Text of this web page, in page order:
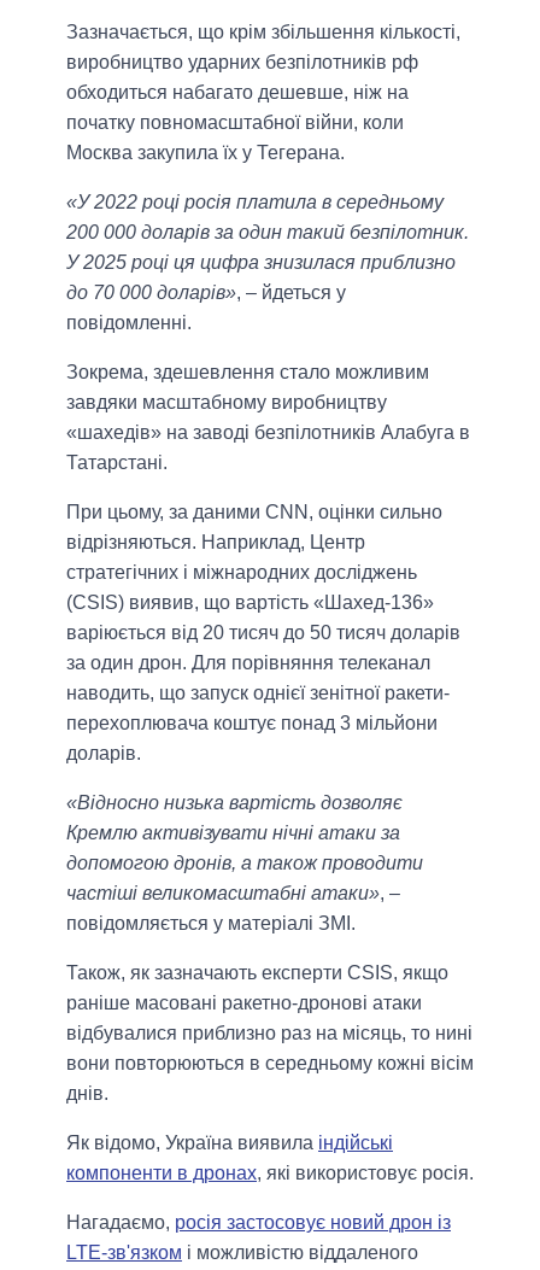
Зазначається, що крім збільшення кількості,
виробництво ударних безпілотників рф
обходиться набагато дешевше, ніж на
початку повномасштабної війни, коли
Москва закупила їх у Тегерана.
«У 2022 році росія платила в середньому
200 000 доларів за один такий безпілотник.
У 2025 році ця цифра знизилася приблизно
до 70 000 доларів», – йдеться у
повідомленні.
Зокрема, здешевлення стало можливим
завдяки масштабному виробництву
«шахедів» на заводі безпілотників Алабуга в
Татарстані.
При цьому, за даними CNN, оцінки сильно
відрізняються. Наприклад, Центр
стратегічних і міжнародних досліджень
(CSIS) виявив, що вартість «Шахед-136»
варіюється від 20 тисяч до 50 тисяч доларів
за один дрон. Для порівняння телеканал
наводить, що запуск однієї зенітної ракети-
перехоплювача коштує понад 3 мільйони
доларів.
«Відносно низька вартість дозволяє
Кремлю активізувати нічні атаки за
допомогою дронів, а також проводити
частіші великомасштабні атаки», –
повідомляється у матеріалі ЗМІ.
Також, як зазначають експерти CSIS, якщо
раніше масовані ракетно-дронові атаки
відбувалися приблизно раз на місяць, то нині
вони повторюються в середньому кожні вісім
днів.
Як відомо, Україна виявила індійські
компоненти в дронах, які використовує росія.
Нагадаємо, росія застосовує новий дрон із
LTE-зв'язком і можливістю віддаленого